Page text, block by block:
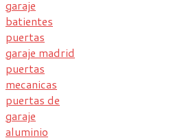
garaje
batientes
puertas
garaje madrid
puertas
mecanicas
puertas de
garaje
aluminio